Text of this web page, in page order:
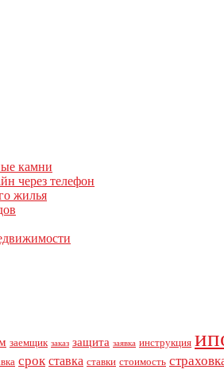
камни
через телефон
жилья
заемщик заказ защита заявка инструкция
срок ставка ставки стоимость